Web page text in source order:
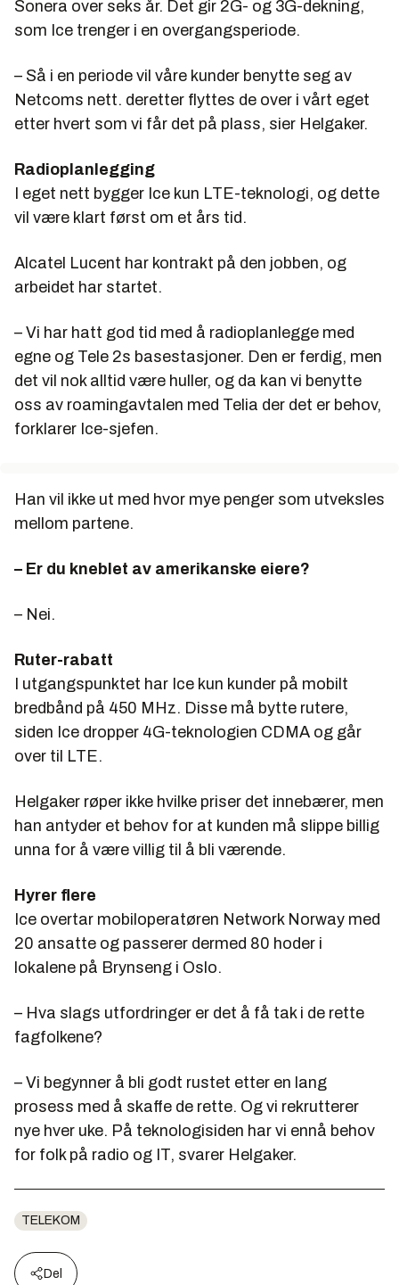
Sonera over seks år. Det gir 2G- og 3G-dekning,
som Ice trenger i en overgangsperiode.
– Så i en periode vil våre kunder benytte seg av
Netcoms nett. deretter flyttes de over i vårt eget
etter hvert som vi får det på plass, sier Helgaker.
Radioplanlegging
I eget nett bygger Ice kun LTE-teknologi, og dette
vil være klart først om et års tid.
Alcatel Lucent har kontrakt på den jobben, og
arbeidet har startet.
– Vi har hatt god tid med å radioplanlegge med
egne og Tele 2s basestasjoner. Den er ferdig, men
det vil nok alltid være huller, og da kan vi benytte
oss av roamingavtalen med Telia der det er behov,
forklarer Ice-sjefen.
Han vil ikke ut med hvor mye penger som utveksles
mellom partene.
– Er du kneblet av amerikanske eiere?
– Nei.
Ruter-rabatt
I utgangspunktet har Ice kun kunder på mobilt
bredbånd på 450 MHz. Disse må bytte rutere,
siden Ice dropper 4G-teknologien CDMA og går
over til LTE.
Helgaker røper ikke hvilke priser det innebærer, men
han antyder et behov for at kunden må slippe billig
unna for å være villig til å bli værende.
Hyrer flere
Ice overtar mobiloperatøren Network Norway med
20 ansatte og passerer dermed 80 hoder i
lokalene på Brynseng i Oslo.
– Hva slags utfordringer er det å få tak i de rette
fagfolkene?
– Vi begynner å bli godt rustet etter en lang
prosess med å skaffe de rette. Og vi rekrutterer
nye hver uke. På teknologisiden har vi ennå behov
for folk på radio og IT, svarer Helgaker.
TELEKOM
Del